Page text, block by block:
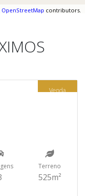
OpenStreetMap contributors.
Venda
Terreno
525m²